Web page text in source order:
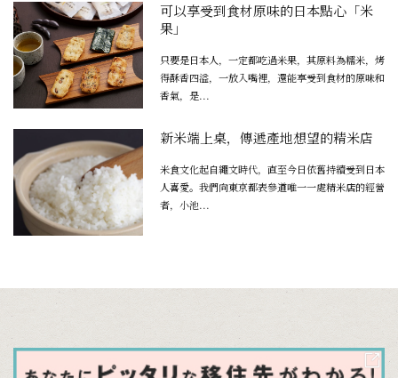
可以享受到食材原味的日本點心「米
果」
只要是日本人，一定都吃過米果，其原料為糯米，烤
得酥香四溢，一放入嘴裡，還能享受到食材的原味和
香氣，是...
新米端上桌，傳遞產地想望的精米店
米食文化起自繩文時代，直至今日依舊持續受到日本
人喜愛。我們向東京都表參道唯一一處精米店的經營
者，小池...